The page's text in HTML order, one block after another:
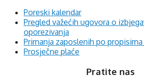
Poreski kalendar
Pregled važećih ugovora o
oporezivanja
Primanja zaposlenih po
Prosječne plaće
Pratite nas